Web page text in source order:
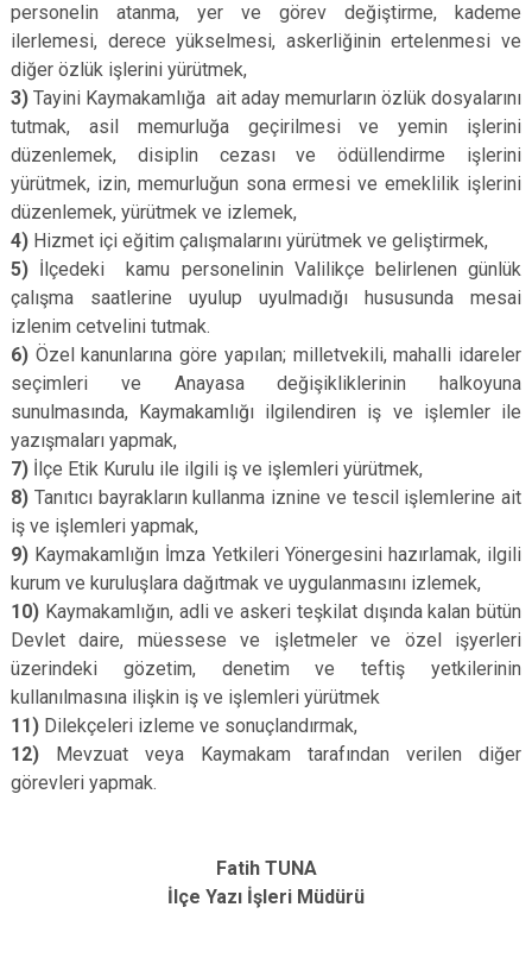
personelin atanma, yer ve görev değiştirme, kademe
ilerlemesi, derece yükselmesi, askerliğinin ertelenmesi ve
diğer özlük işlerini yürütmek,
3) Tayini Kaymakamlığa ait aday memurların özlük dosyalarını
tutmak, asil memurluğa geçirilmesi ve yemin işlerini
düzenlemek, disiplin cezası ve ödüllendirme işlerini
yürütmek, izin, memurluğun sona ermesi ve emeklilik işlerini
düzenlemek, yürütmek ve izlemek,
4) Hizmet içi eğitim çalışmalarını yürütmek ve geliştirmek,
5) İlçedeki kamu personelinin Valilikçe belirlenen günlük
çalışma saatlerine uyulup uyulmadığı hususunda mesai
izlenim cetvelini tutmak.
6) Özel kanunlarına göre yapılan; milletvekili, mahalli idareler
seçimleri ve Anayasa değişikliklerinin halkoyuna
sunulmasında, Kaymakamlığı ilgilendiren iş ve işlemler ile
yazışmaları yapmak,
7) İlçe Etik Kurulu ile ilgili iş ve işlemleri yürütmek,
8) Tanıtıcı bayrakların kullanma iznine ve tescil işlemlerine ait
iş ve işlemleri yapmak,
9) Kaymakamlığın İmza Yetkileri Yönergesini hazırlamak, ilgili
kurum ve kuruluşlara dağıtmak ve uygulanmasını izlemek,
10) Kaymakamlığın, adli ve askeri teşkilat dışında kalan bütün
Devlet daire, müessese ve işletmeler ve özel işyerleri
üzerindeki gözetim, denetim ve teftiş yetkilerinin
kullanılmasına ilişkin iş ve işlemleri yürütmek
11) Dilekçeleri izleme ve sonuçlandırmak,
12) Mevzuat veya Kaymakam tarafından verilen diğer
görevleri yapmak.
Fatih TUNA
İlçe Yazı İşleri Müdürü